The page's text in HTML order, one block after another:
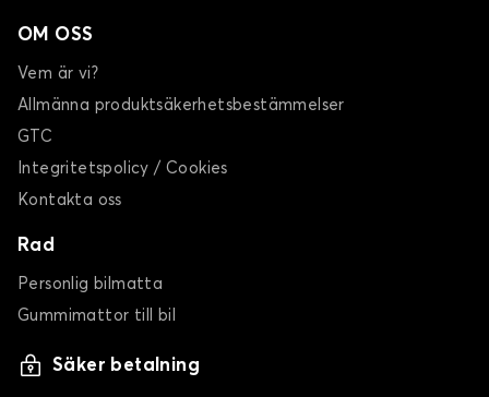
OM OSS
Vem är vi?
Allmänna produktsäkerhetsbestämmelser
GTC
Integritetspolicy / Cookies
Kontakta oss
Rad
Personlig bilmatta
Gummimattor till bil
Säker betalning